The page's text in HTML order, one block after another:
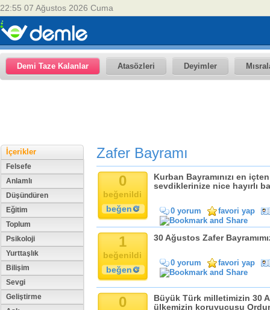
22:55 07 Ağustos 2026 Cuma
Demi Taze Kalanlar Atasözleri Deyimler
İçerikler
Felsefe
Anlamlı
Düşündüren
Eğitim
Toplum
Psikoloji
Yurttaşlık
Bilişim
Sevgi
Geliştirme
Zafer Bayramı
0
beğenildi
beğen
Kurban Bayramınızı en
sevdiklerinize nice hayırlı
0 yorum favori yap
1
beğenildi
beğen
30 Ağustos Zafer
0 yorum favori yap
0
Büyük Türk milletimizin 30
ülkemizin koruyucusu